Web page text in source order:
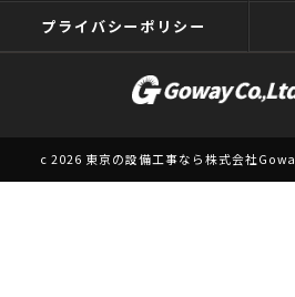
プライバシーポリシー
c 2026 東京の設備工事なら株式会社